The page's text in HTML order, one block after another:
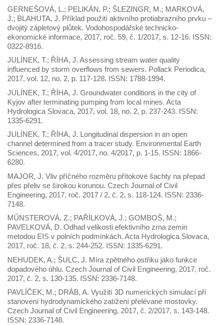
GERNEŠOVÁ, L.; PELIKÁN, P.; ŠLEZINGR, M.; MARKOVÁ,
J.; BLAHUTA, J. Příklad použití aktivního protiabrazního prvku –
dvojitý zápletový plůtek. Vodohospodářské technicko-
ekonomické informace, 2017, roč. 59, č. 1/2017, s. 12-16. ISSN:
0322-8916.
JULÍNEK, T.; ŘÍHA, J. Assessing stream water quality
influenced by storm overflows from sewers. Pollack Periodica,
2017, vol. 12, no. 2, p. 117-128. ISSN: 1788-1994.
JULÍNEK, T.; ŘÍHA, J. Groundwater conditions in the city of
Kyjov after terminating pumping from local mines. Acta
Hydrologica Slovaca, 2017, vol. 18, no. 2, p. 237-243. ISSN:
1335-6291.
JULÍNEK, T.; ŘÍHA, J. Longitudinal dispersion in an open
channel determined from a tracer study. Environmental Earth
Sciences, 2017, vol. 4/2017, no. 4/2017, p. 1-15. ISSN: 1866-
6280.
MAJOR, J. Vliv příčného rozměru přítokové šachty na přepad
přes přeliv se širokou korunou. Czech Journal of Civil
Engineering, 2017, roč. 2017 / 2, č. 2, s. 118-124. ISSN: 2336-
7148.
MŰNSTEROVÁ, Z.; PAŘÍLKOVÁ, J.; GOMBOŠ, M.;
PAVELKOVÁ, D. Odhad velikosti efektivního zrna zemin
metodou EIS v polních podmínkách. Acta Hydrologica Slovaca,
2017, roč. 18, č. 2, s. 244-252. ISSN: 1335-6291.
NEHUDEK, A.; ŠULC, J. Míra zpětného ostřiku jako funkce
dopadového úhlu. Czech Journal of Civil Engineering, 2017, roč.
2017, č. 2, s. 130-135. ISSN: 2336-7148.
PAVLÍČEK, M.; DRÁB, A. Využití 3D numerických simulací při
stanovení hydrodynamického zatížení přelévané mostovky.
Czech Journal of Civil Engineering, 2017, č. 2/2017, s. 143-148.
ISSN: 2336-7148.